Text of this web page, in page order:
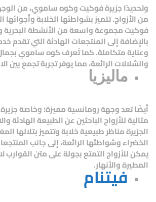
وتحديدًا جزيرةفوكيتوكوه ساموي، من
من الأزواج. تتميز بشواطئها الخلابة وأجوائها
فوكيت مجموعة واسعة من الأنشطة البحرية
بالإضافة إلى المنتجعات الهادئة التي تقدم
وعناية متكاملة. كما تُعرف كوه ساموي
والشلالات الرائعة، مما يوفر تجربة تجمع بين
ماليزيا
أيضًا تعد وجهة رومانسية مميزة؛ وخاصة جزيرة
مثالية للأزواج الباحثين عن الطبيعة الهادئة
الجزيرة مناظر طبيعية خلابة وتتميز بتلالها
الخضراء وشواطئها الرائعة، إلى جانب
يمكن للأزواج التمتع بجولة على متن
المطيرة والأنهار.
فيتنام